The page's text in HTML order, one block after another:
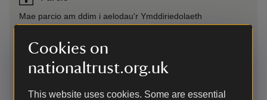
Cookies on
nationaltrust.org.uk
This website uses cookies. Some are essential
Mae parcio am ddim i aelodau'r Ymddiriedolaeth
Genedlaethol. Sylwch fod y peiriannau talu ac arddangos yn
derbyn darnau arian yn unig. Gallwch dalu ar-lein gan
ddefnyddio JustPark. Rydym yn argymell eich bod yn
lawrlwytho'r ap cyn eich ymweliad.